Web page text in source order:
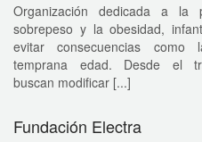
Organización dedicada a la
sobrepeso y la obesidad,
evitar consecuencias como
temprana edad. Desde el
buscan modificar [...]
Fundación Electra